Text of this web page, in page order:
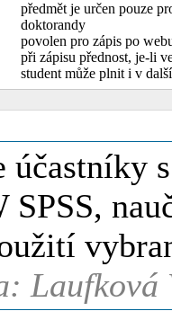
předmět je určen pouze
doktorandy
povolen pro zápis po
při zápisu přednost, je-li
student může plnit i v
účastníky
SPSS,